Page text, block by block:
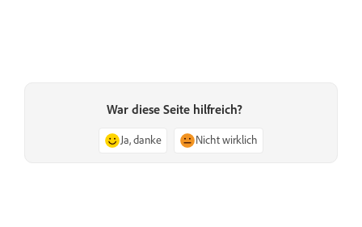
War diese Seite hilfreich?
Ja, danke Nicht wirklich